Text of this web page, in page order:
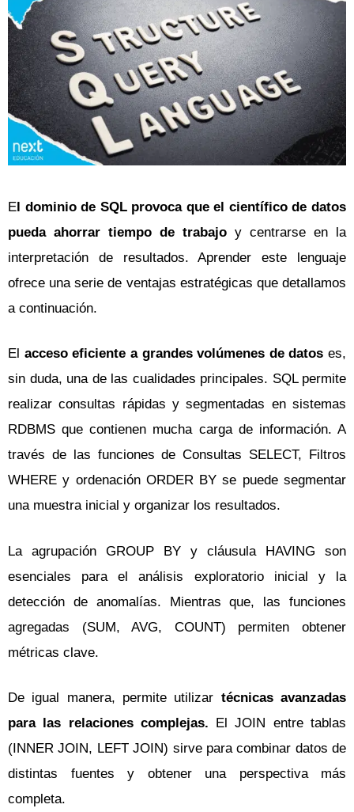
El dominio de SQL provoca que el científico de datos
pueda ahorrar tiempo de trabajo y centrarse en la
interpretación de resultados. Aprender este lenguaje
ofrece una serie de ventajas estratégicas que detallamos
a continuación.
El acceso eficiente a grandes volúmenes de datos es,
sin duda, una de las cualidades principales. SQL permite
realizar consultas rápidas y segmentadas en sistemas
RDBMS que contienen mucha carga de información. A
través de las funciones de Consultas SELECT, Filtros
WHERE y ordenación ORDER BY se puede segmentar
una muestra inicial y organizar los resultados.
La agrupación GROUP BY y cláusula HAVING son
esenciales para el análisis exploratorio inicial y la
detección de anomalías. Mientras que, las funciones
agregadas (SUM, AVG, COUNT) permiten obtener
métricas clave.
De igual manera, permite utilizar técnicas avanzadas
para las relaciones complejas.
El JOIN entre tablas
(INNER JOIN, LEFT JOIN) sirve para combinar datos de
distintas fuentes y obtener una perspectiva más
completa.